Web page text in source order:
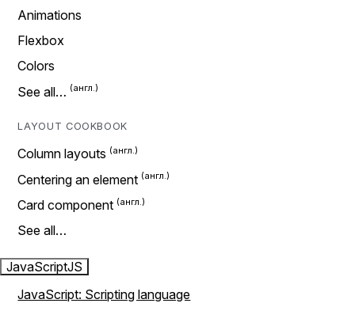
Animations
Flexbox
Colors
See all…
LAYOUT COOKBOOK
Column layouts
Centering an element
Card component
See all…
JavaScriptJS
JavaScript: Scripting language